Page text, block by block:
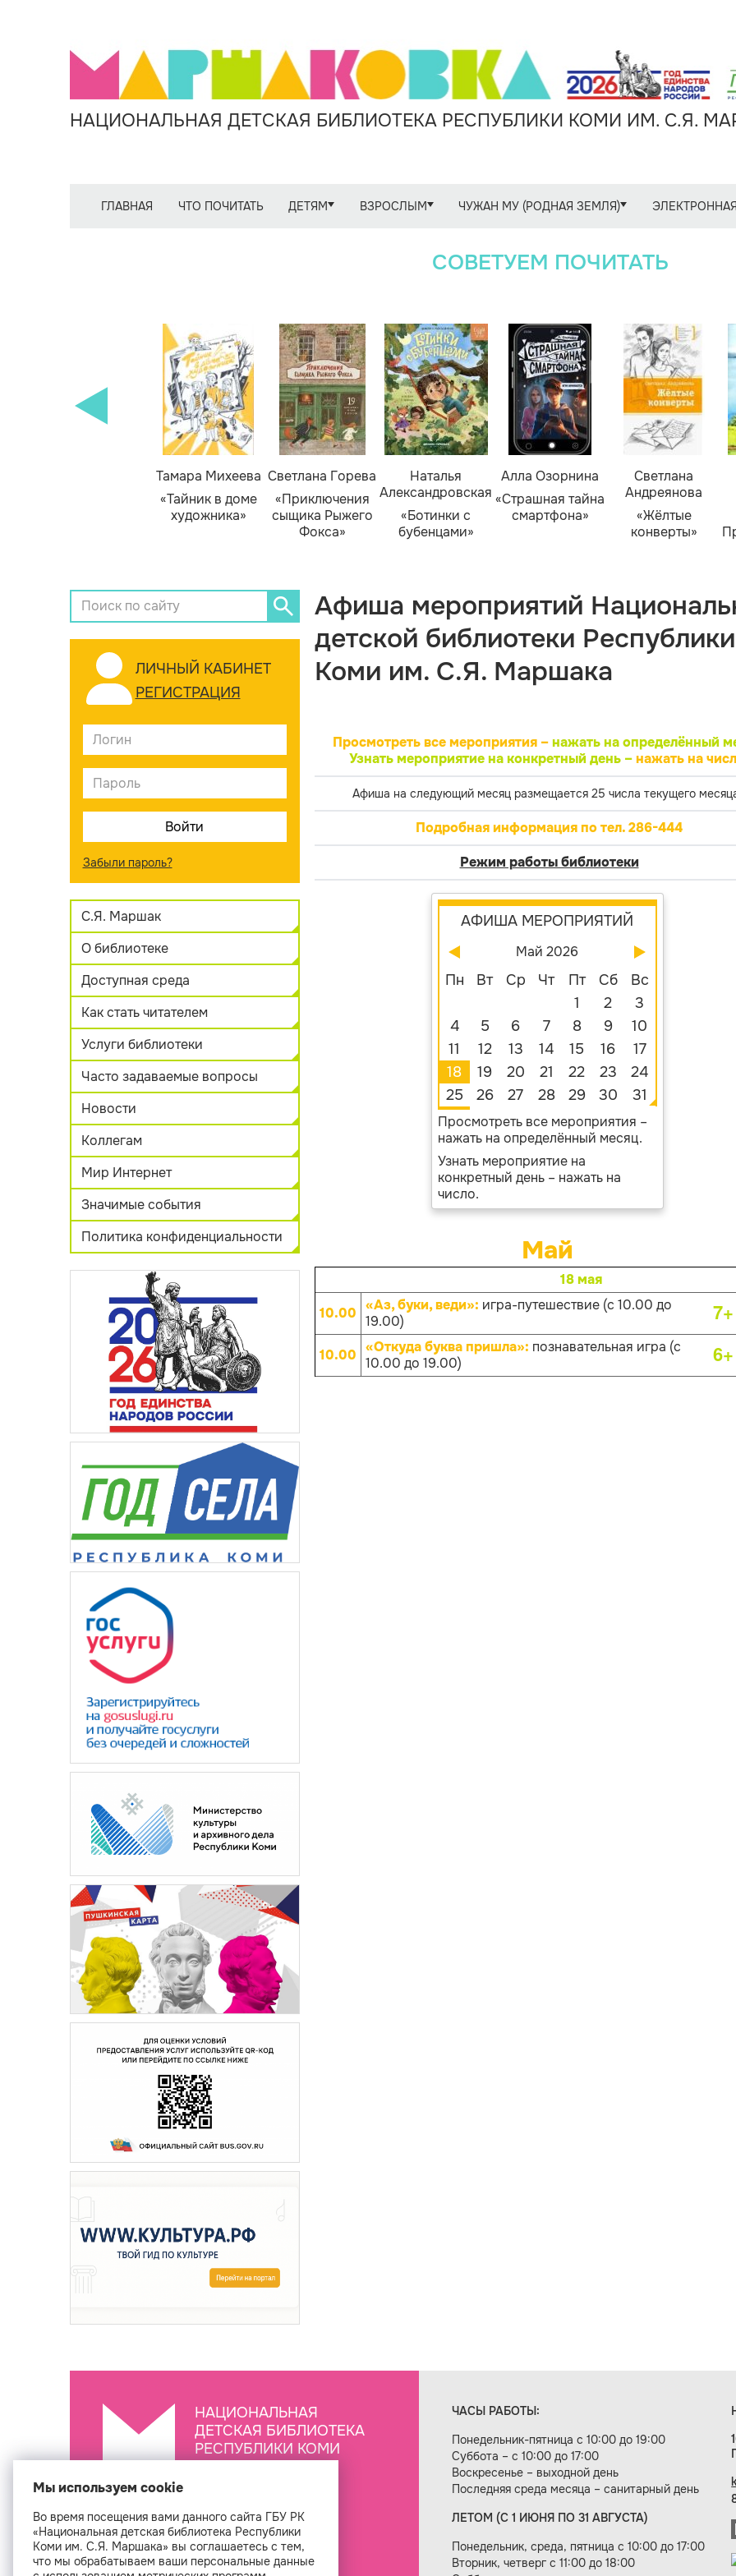
НАЦИОНАЛЬНАЯ ДЕТСКАЯ БИБЛИОТЕКА РЕСПУБЛИКИ КОМИ ИМ. С.Я.
ГЛАВНАЯ ЧТО ПОЧИТАТЬ ДЕТЯМ ВЗРОСЛЫМ ЧУЖАН МУ (РОДНАЯ ЗЕМЛЯ)
СОВЕТУЕМ ПОЧИТАТЬ
Тамара Михеева
«Тайник в доме
художника»
Светлана Горева
«Приключения
сыщика Рыжего
Фокса»
Наталья
Александровская
«Ботинки с
бубенцами»
Алла Озорнина
«Страшная тайна
смартфона»
Светлана
Андреянова
«Жёлтые
конверты»
ЛИЧНЫЙ КАБИНЕТ
РЕГИСТРАЦИЯ
Забыли пароль?
С.Я. Маршак
О библиотеке
Доступная среда
Как стать читателем
Услуги библиотеки
Часто задаваемые вопросы
Новости
Коллегам
Мир Интернет
Значимые события
Политика конфиденциальности
Афиша мероприятий
детской библиотеки Республики
Коми им. С.Я. Маршака
Просмотреть все мероприятия – нажать на определённый
Узнать мероприятие на конкретный день –нажать на
Афиша на следующий месяц размещается 25 числа текущего
Подробная информация по тел. 286-444
Режим работы библиотеки
АФИША МЕРОПРИЯТИЙ
Май 2026
Пн Вт Ср Чт Пт Сб
Вс
1
2
3
4
5 6 7 8 9
10
11
12 13 14 15 16
17
18
19 20 21 22 23
24
25
26 27 28 29 30 31
Просмотреть все мероприятия –
нажать на определённый месяц.
Узнать мероприятие на
конкретный день – нажать на
число.
Май
18 мая
10.00 «Аз, буки, веди»: игра-путешествие (с 10.00 до
19.00)
7+
10.00 «Откуда буква пришла»: познавательная игра (с
10.00 до 19.00)
6+
НАЦИОНАЛЬНАЯ
ДЕТСКАЯ БИБЛИОТЕКА
РЕСПУБЛИКИ КОМИ
ЧАСЫ РАБОТЫ:
Понедельник-пятница с 10:00 до 19:00
Суббота – с 10:00 до 17:00
Воскресенье – выходной день
Последняя среда месяца – санитарный день
ЛЕТОМ (С 1 ИЮНЯ ПО 31 АВГУСТА)
Понедельник, среда, пятница с 10:00 до 17:00
Вторник, четверг с 11:00 до 18:00
Создание сайта — веб-студия «Цифровой век»
Мы используем cookie
Во время посещения вами данного сайта ГБУ РК
«Национальная детская библиотека Республики
Коми им. С.Я. Маршака» вы соглашаетесь с тем,
что мы обрабатываем ваши персональные данные